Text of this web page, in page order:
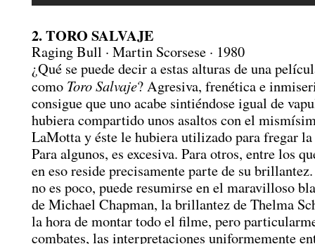
2. TORO SALVAJE
Raging Bull · Martin Scorsese · 1980
¿Qué se puede decir a estas alturas de una
como Toro Salvaje? Agresiva, frenética e
consigue que uno acabe sintiéndose igual de
hubiera compartido unos asaltos con el
LaMotta y éste le hubiera utilizado para fregar
Para algunos, es excesiva. Para otros, entre los
en eso reside precisamente parte de su
no es poco, puede resumirse en el maravilloso
de Michael Chapman, la brillantez de Thelma
la hora de montar todo el filme, pero
combates, las interpretaciones uniformemente